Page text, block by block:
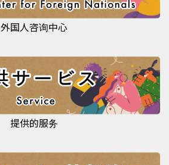
外国人咨询中心
提供的服务